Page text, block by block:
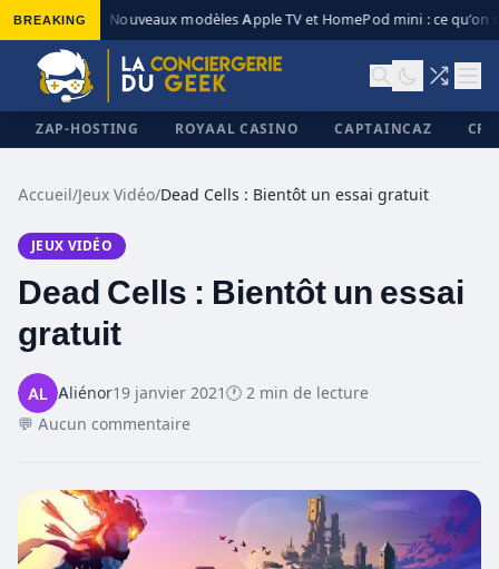
BREAKING Nouveaux modèles Apple TV et HomePod mini : ce qu’on
ZAP-HOSTING ROYAAL CASINO CAPTAINCAZ
Accueil/Jeux Vidéo/Dead Cells : Bientôt un essai gratuit
JEUX VIDÉO
Dead Cells : Bientôt un essai
gratuit
Aliénor19 janvier 2021🕐 2 min de lecture
💬 Aucun commentaire